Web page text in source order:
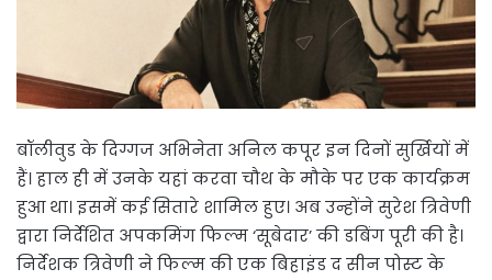
बॉलीवुड के दिग्गज अभिनेता अनिल कपूर इन दिनों सुर्खियों में
हैं। हाल ही में उनके यहां करवा चौथ के मौके पर एक कार्यक्रम
हुआ था। इसमें कई सितारे शामिल हुए। अब उन्होंने सुरेश त्रिवेणी
द्वारा निर्देशित अपकमिंग फिल्म ‘सूबेदार’ की डबिंग पूरी की है।
निर्देशक त्रिवेणी ने फिल्म की एक बिहाइंड द सीन पोस्ट के